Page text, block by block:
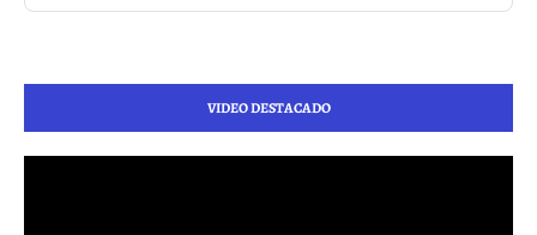
VIDEO DESTACADO